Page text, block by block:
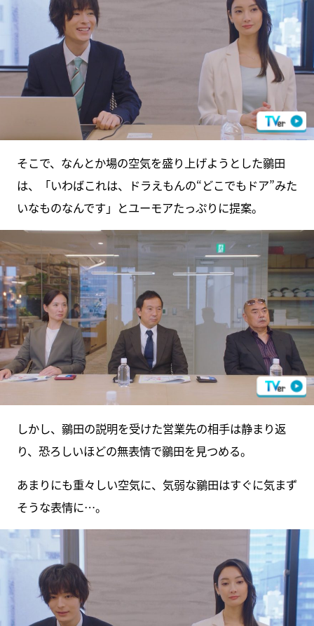
そこで、なんとか場の空気を盛り上げようとした鶸田
は、「いわばこれは、ドラえもんの“どこでもドア”みた
いなものなんです」とユーモアたっぷりに提案。
しかし、鶸田の説明を受けた営業先の相手は静まり返
り、恐ろしいほどの無表情で鶸田を見つめる。
あまりにも重々しい空気に、気弱な鶸田はすぐに気まず
そうな表情に…。